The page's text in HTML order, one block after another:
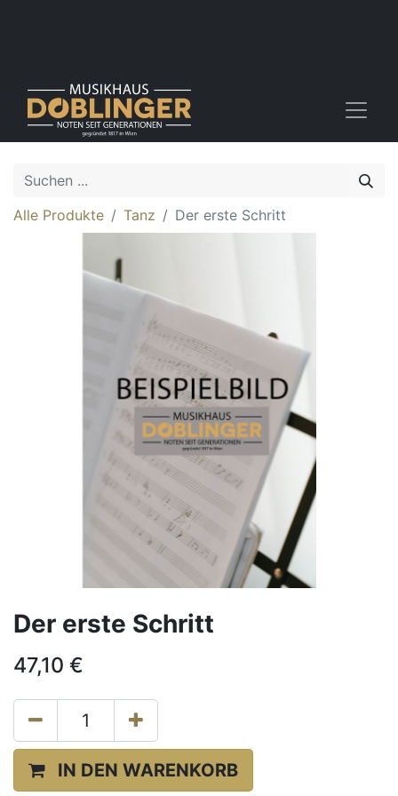
Alle Produkte Tanz Der erste Schritt
Der erste Schritt
47,10 €
IN DEN WARENKORB